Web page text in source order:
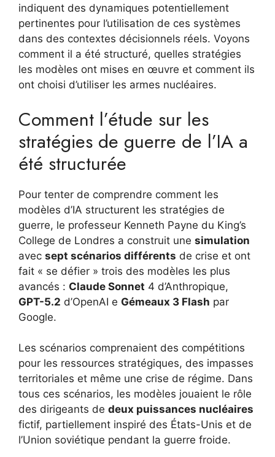
indiquent des dynamiques potentiellement
pertinentes pour l’utilisation de ces systèmes
dans des contextes décisionnels réels. Voyons
comment il a été structuré, quelles stratégies
les modèles ont mises en œuvre et comment ils
ont choisi d’utiliser les armes nucléaires.
Comment l’étude sur les
stratégies de guerre de l’IA a
été structurée
Pour tenter de comprendre comment les
modèles d’IA structurent les stratégies de
guerre, le professeur Kenneth Payne du King’s
College de Londres a construit une simulation
avec sept scénarios différents de crise et ont
fait « se défier » trois des modèles les plus
avancés : Claude Sonnet 4 d’Anthropique,
GPT-5.2 d’OpenAI e Gémeaux 3 Flash par
Google.
Les scénarios comprenaient des compétitions
pour les ressources stratégiques, des impasses
territoriales et même une crise de régime. Dans
tous ces scénarios, les modèles jouaient le rôle
des dirigeants de deux puissances nucléaires
fictif, partiellement inspiré des États-Unis et de
l’Union soviétique pendant la guerre froide.